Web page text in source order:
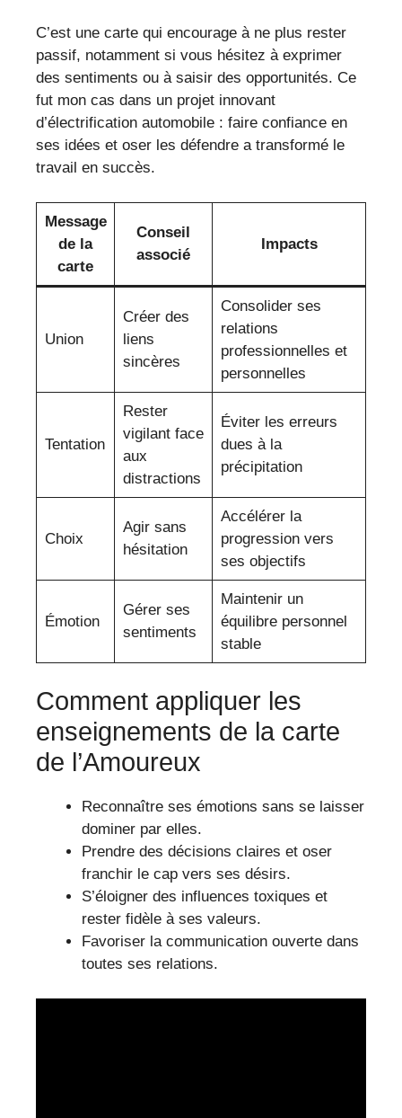
C’est une carte qui encourage à ne plus rester
passif, notamment si vous hésitez à exprimer
des sentiments ou à saisir des opportunités. Ce
fut mon cas dans un projet innovant
d’électrification automobile : faire confiance en
ses idées et oser les défendre a transformé le
travail en succès.
Message
de la
carte
Conseil
associé
Impacts
Union
Créer des
liens
sincères
Consolider ses
relations
professionnelles et
personnelles
Tentation
Rester
vigilant face
aux
distractions
Éviter les erreurs
dues à la
précipitation
Choix
Agir sans
hésitation
Accélérer la
progression vers
ses objectifs
Émotion
Gérer ses
sentiments
Maintenir un
équilibre personnel
stable
Comment appliquer les
enseignements de la carte
de l’Amoureux
Reconnaître ses émotions sans se laisser
dominer par elles.
Prendre des décisions claires et oser
franchir le cap vers ses désirs.
S’éloigner des influences toxiques et
rester fidèle à ses valeurs.
Favoriser la communication ouverte dans
toutes ses relations.